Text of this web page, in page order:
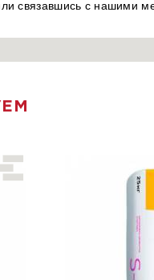
связавшись с нашими